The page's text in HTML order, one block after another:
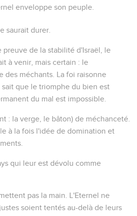
enveloppe son peuple.
saurait durer.
preuve de la stabilité d'Israël, le
à venir, mais certain : le
des méchants. La foi raisonne
que le triomphe du bien est
du mal est impossible.
: la verge, le bâton) de méchanceté
à la fois l'idée de domination et
qui leur est dévolu comme
pas la main . L'Eternel ne
soient tentés au-delà de leurs